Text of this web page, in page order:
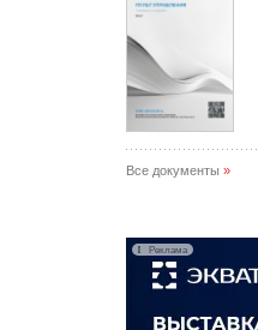
Все документы »
Реклама